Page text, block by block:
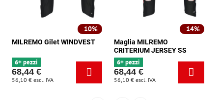
10%
MILREMO Gilet WINDVEST
6+ pezzi
68,44 €
56,10 € escl. IVA
14%
Maglia MILREMO
CRITERIUM JERSEY SS
6+ pezzi
68,44 €
56,10 € escl. IVA